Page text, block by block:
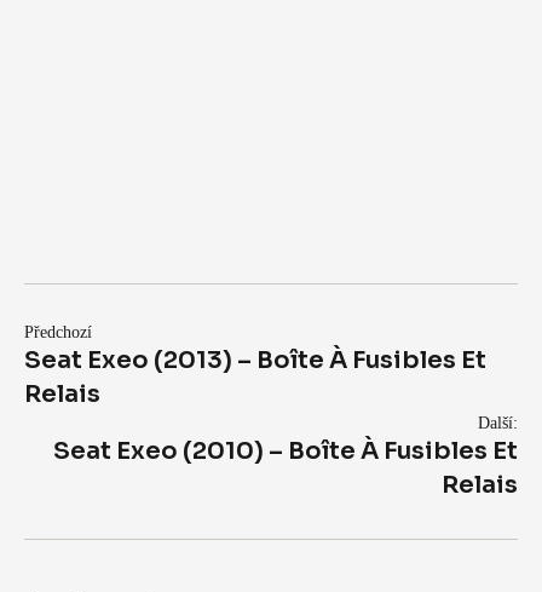
Předchozí
Seat Exeo (2013) – Boîte À Fusibles Et
Relais
Další:
Seat Exeo (2010) – Boîte À Fusibles Et
Relais